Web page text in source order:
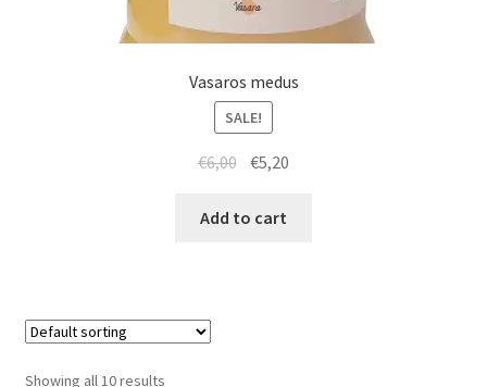
Vasaros medus
SALE!
€6,00 €5,20
Add to cart
Showing all 10 results